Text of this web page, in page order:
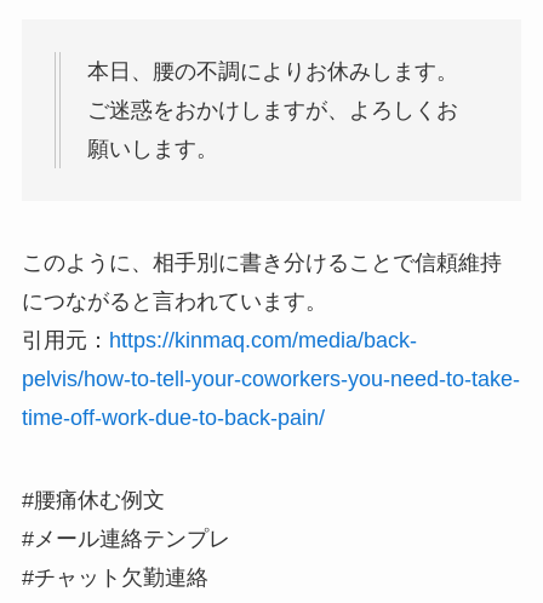
本日、腰の不調によりお休みします。
ご迷惑をおかけしますが、よろしくお
願いします。
このように、相手別に書き分けることで信頼維持
につながると言われています。
引用元： https://kinmaq.com/media/back-
pelvis/how-to-tell-your-coworkers-you-need-to-take-
time-off-work-due-to-back-pain/
#腰痛休む例文
#メール連絡テンプレ
#チャット欠勤連絡